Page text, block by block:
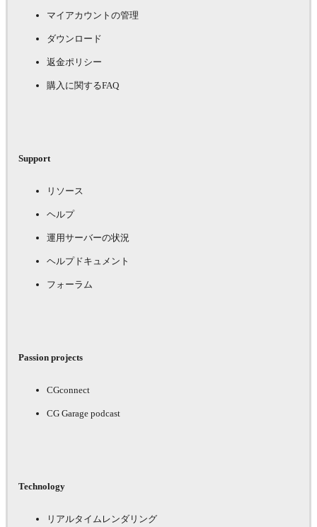
マイアカウントの管理
ダウンロード
返金ポリシー
購入に関するFAQ
Support
リソース
ヘルプ
運用サーバーの状況
ヘルプドキュメント
フォーラム
Passion projects
CGconnect
CG Garage podcast
Technology
リアルタイムレンダリング